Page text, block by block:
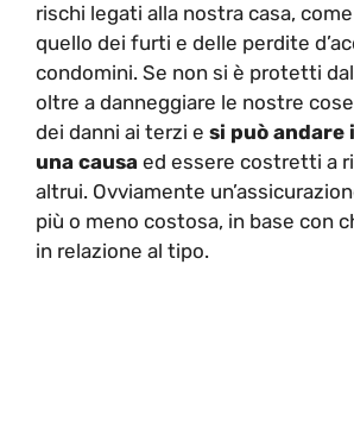
rischi legati alla nostra casa,
quello dei furti e delle perdite
condomini. Se non si è protetti
oltre a danneggiare le nostre cose
dei danni ai terzi e si può andare
una causa ed essere costretti a
altrui. Ovviamente
più o meno costosa, in base con
in relazione al tipo.